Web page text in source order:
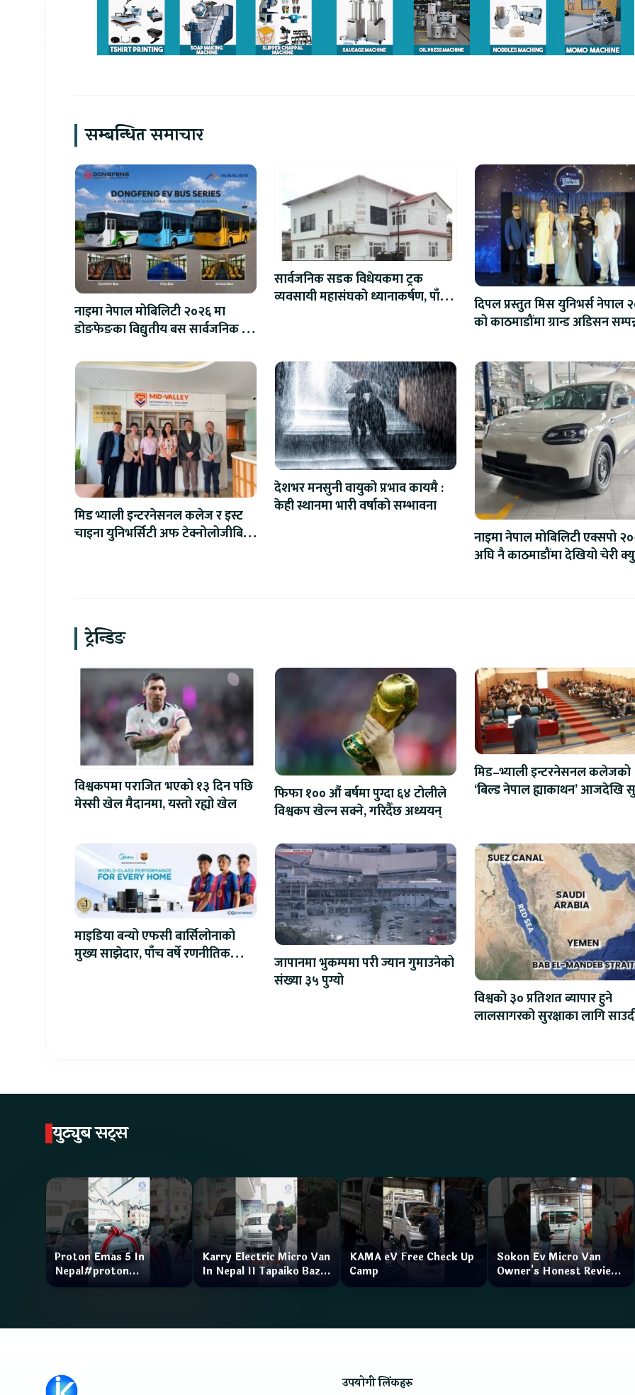
सम्बन्धित समाचार
नाइमा नेपाल मोबिलिटी २०२६ मा
डोङफेङका विद्युतीय बस सार्वजनिक हुने
सार्वजनिक सडक विधेयकमा ट्रक
व्यवसायी महासंघको ध्यानाकर्षण, पाँच
दिपल प्रस्तुत मिस युनिभर्स नेपाल
को काठमाडौंमा ग्रान्ड अडिसन
मिड भ्याली इन्टरनेसनल कलेज र इस्ट
चाइना युनिभर्सिटी अफ टेक्नोलोजीबिच
देशभर मनसुनी वायुको प्रभाव कायमै :
केही स्थानमा भारी वर्षाको सम्भावना
नाइमा नेपाल मोबिलिटी एक्सपो
अघि नै काठमाडौंमा देखियो चेरी क्यु
ट्रेन्डिङ
विश्वकपमा पराजित भएको १३ दिन पछि
मेस्सी खेल मैदानमा, यस्तो रह्यो खेल
फिफा १०० औं बर्षमा पुग्दा ६४ टोलीले
विश्वकप खेल्न सक्ने, गरिदैँछ अध्ययन्
मिड–भ्याली इन्टरनेसनल कलेजको
‘बिल्ड नेपाल ह्याकाथन’ आजदेखि
माइडिया बन्यो एफसी बार्सिलोनाको
मुख्य साझेदार, पाँच वर्षे रणनीतिक
जापानमा भुकम्पमा परी ज्यान गुमाउनेको
संख्या ३५ पुग्यो
विश्वको ३० प्रतिशत ब्यापार हुने
लालसागरको सुरक्षाका लागि
युट्युब सट्स
Proton Emas 5 In
Nepal#proton
#protonemas5#protonnepal#evcarnepal
Karry Electric Micro Van
In Nepal II Tapaiko Bazar
II Jankari Kendra
KAMA eV Free Check Up
Camp
Sokon Ev Micro Van
Owner's Honest Review
How is the service?
उपयोगी लिंकहरु